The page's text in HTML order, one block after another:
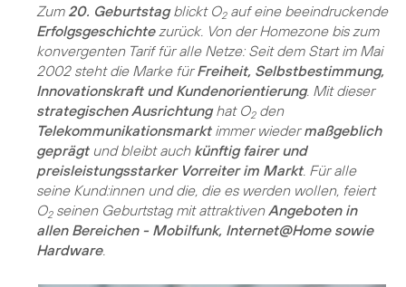
Zum 20. Geburtstagblickt O2auf eine beeindruckende
Erfolgsgeschichtezurück. Von der Homezone bis zum
konvergenten Tarif für alle Netze: Seit dem Start im Mai
2002 steht die Marke fürFreiheit, Selbstbestimmung,
Innovationskraft und Kundenorientierung. Mit dieser
strategischen Ausrichtunghat O2den
Telekommunikationsmarktimmer wiedermaßgeblich
geprägtund bleibt auch künftig fairer und
preisleistungsstarker Vorreiter im Markt. Für alle
seine Kund:innen und die, die es werden wollen, feiert
O2seinen Geburtstag mit attraktivenAngeboten in
allen Bereichen - Mobilfunk, Internet@Home sowie
Hardware.